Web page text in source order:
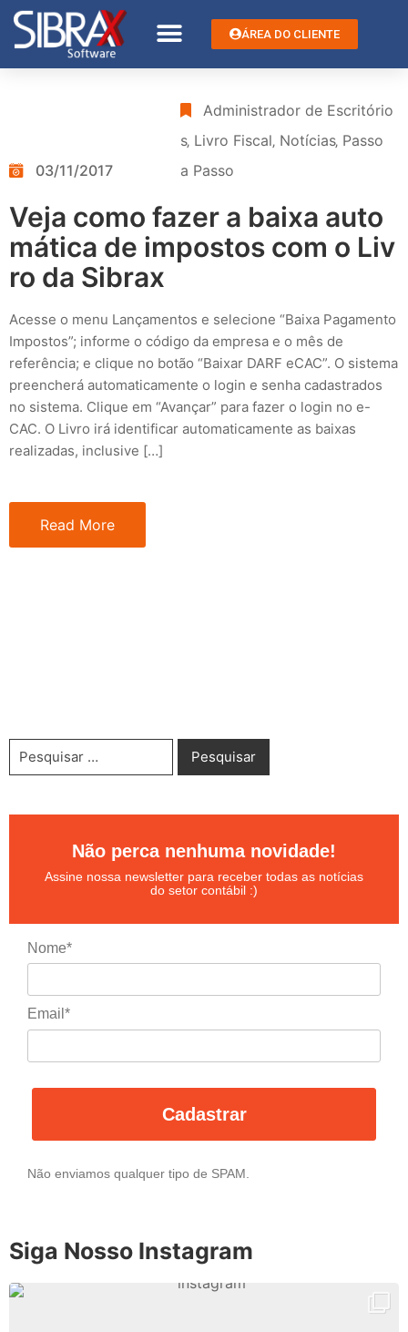
ÁREA DO CLIENTE
03/11/2017
Administrador de Escritório
s‚ Livro Fiscal‚ Notícias‚ Passo
a Passo
Veja como fazer a baixa auto
mática de impostos com o Liv
ro da Sibrax
Acesse o menu Lançamentos e selecione “Baixa Pagamento
Impostos”; informe o código da empresa e o mês de
referência; e clique no botão “Baixar DARF eCAC”. O sistema
preencherá automaticamente o login e senha cadastrados
no sistema. Clique em “Avançar” para fazer o login no e-
CAC. O Livro irá identificar automaticamente as baixas
realizadas, inclusive […]
Read More
Não perca nenhuma novidade!
Assine nossa newsletter para receber todas as notícias
do setor contábil :)
Nome*
Email*
Cadastrar
Não enviamos qualquer tipo de SPAM.
Siga Nosso Instagram